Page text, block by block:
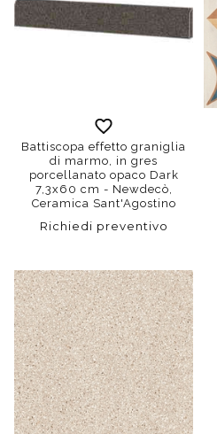
Battiscopa effetto graniglia
di marmo, in gres
porcellanato opaco Dark
7,3x60 cm - Newdecò,
Ceramica Sant'Agostino
Richiedi preventivo